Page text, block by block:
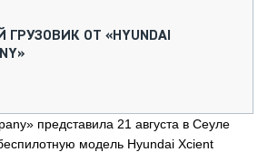
ОТ «HYUNDAI
представила 21 августа в Сеуле
модель Hyundai Xcient